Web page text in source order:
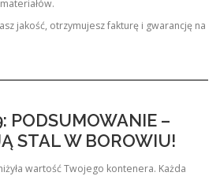
jakość, otrzymujesz fakturę i gwarancję na
PODSUMOWANIE –
STAL W BOROWIU!
wartość Twojego kontenera. Każda